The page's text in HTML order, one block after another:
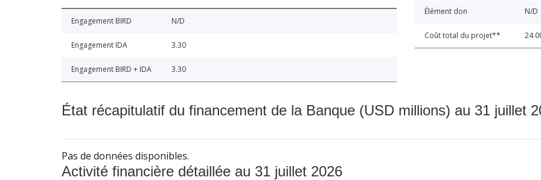
Engagement BIRD N/D
Engagement IDA 3.30
Engagement BIRD + IDA 3.30
Élément don N/D
Coût total du projet**
État récapitulatif du financement de la Banque (USD millions) au 31 juillet
Pas de données disponibles.
Activité financière détaillée au 31 juillet 2026